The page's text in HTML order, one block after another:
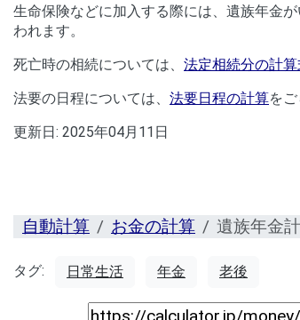
生命保険などに加入する際には、遺族年金
われます。
死亡時の相続については、 法定相続分の計
法要の日程については、 法要日程の計算をご
更新日: 2025年04月11日
自動計算 お金の計算 遺族年金
タグ: 日常生活 年金 老後